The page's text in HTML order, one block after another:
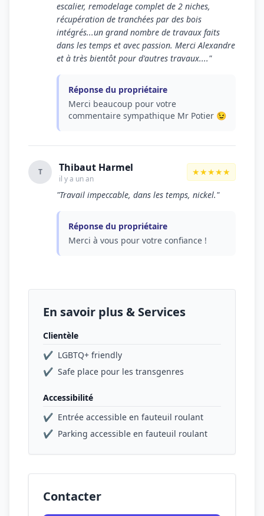
escalier, remodelage complet de 2 niches,
récupération de tranchées par des bois
intégrés...un grand nombre de travaux faits
dans les temps et avec passion. Merci Alexandre
et à très bientôt pour d'autres travaux...."
Réponse du propriétaire
Merci beaucoup pour votre
commentaire sympathique Mr Potier 😉
T Thibaut Harmel
il y a un an
★★★★★
"Travail impeccable, dans les temps, nickel."
Réponse du propriétaire
Merci à vous pour votre confiance !
En savoir plus & Services
Clientèle
✔ LGBTQ+ friendly
✔ Safe place pour les transgenres
Accessibilité
✔ Entrée accessible en fauteuil roulant
✔ Parking accessible en fauteuil roulant
Contacter